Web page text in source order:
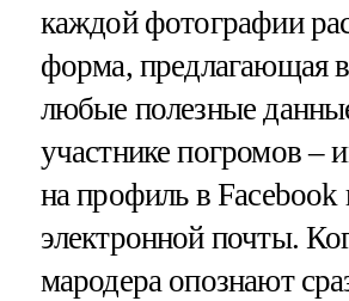
каждой фотографии
форма, предлагающая
любые полезные
участнике погромов –
на профиль в Facebook
электронной почты.
мародера опознают